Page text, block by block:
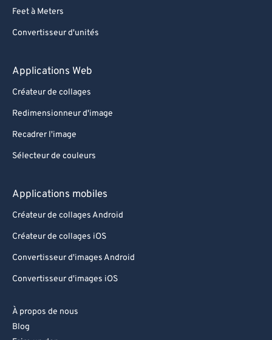
Feet à Meters
Convertisseur d'unités
Applications Web
Créateur de collages
Redimensionneur d'image
Recadrer l'image
Sélecteur de couleurs
Applications mobiles
Créateur de collages Android
Créateur de collages iOS
Convertisseur d'images Android
Convertisseur d'images iOS
À propos de nous
Blog